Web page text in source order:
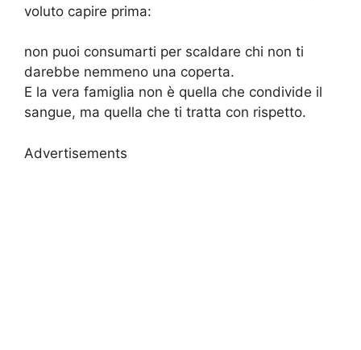
voluto capire prima:
non puoi consumarti per scaldare chi non ti
darebbe nemmeno una coperta.
E la vera famiglia non è quella che condivide il
sangue, ma quella che ti tratta con rispetto.
Advertisements